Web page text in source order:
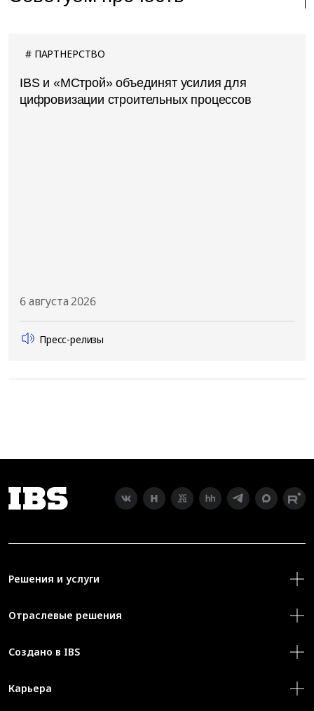
ПАРТНЕРСТВО
IBS и «МСтрой» объединят усилия для
цифровизации строительных процессов
6 августа 2026
Пресс-релизы
Решения и услуги
Отраслевые решения
Создано в IBS
Карьера